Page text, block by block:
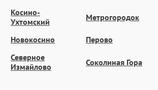
Косино-
Ухтомский
Метрогородок
Новокосино Перово
Северное
Измайлово
Соколиная Гора